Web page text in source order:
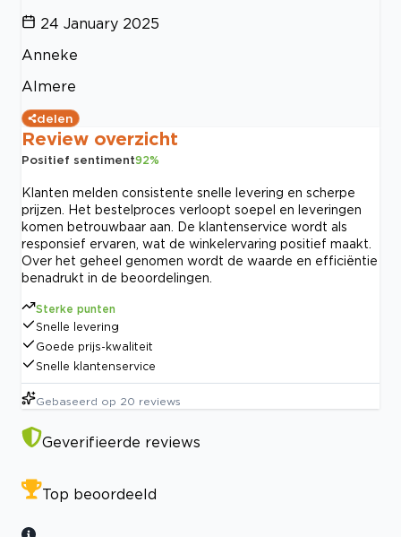
24 January 2025
Anneke
Almere
delen
Review overzicht
Positief sentiment92%
Klanten melden consistente snelle levering en scherpe
prijzen. Het bestelproces verloopt soepel en leveringen
komen betrouwbaar aan. De klantenservice wordt als
responsief ervaren, wat de winkelervaring positief maakt.
Over het geheel genomen wordt de waarde en efficiëntie
benadrukt in de beoordelingen.
Sterke punten
Snelle levering
Goede prijs-kwaliteit
Snelle klantenservice
Gebaseerd op 20 reviews
Geverifieerde reviews
Top beoordeeld